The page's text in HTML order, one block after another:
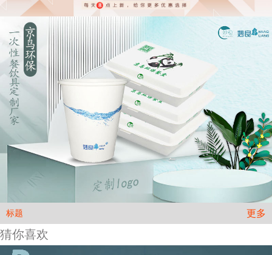
标题 更多
猜你喜欢